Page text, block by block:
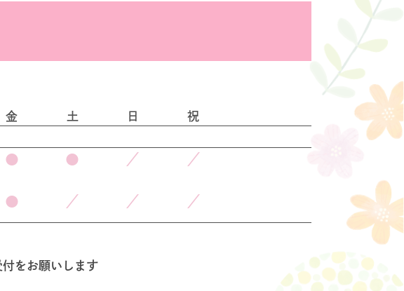
金
●
●
土
●
／
日
／
／
祝
／
／
をお願いします